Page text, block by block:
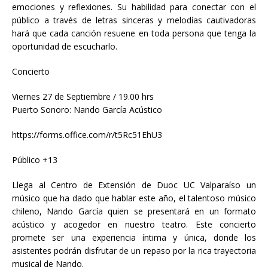
emociones y reflexiones. Su habilidad para conectar con el
público a través de letras sinceras y melodías cautivadoras
hará que cada canción resuene en toda persona que tenga la
oportunidad de escucharlo.
Concierto
Viernes 27 de Septiembre / 19.00 hrs
Puerto Sonoro: Nando García Acústico
https://forms.office.com/r/t5Rc51EhU3
Público +13
Llega al Centro de Extensión de Duoc UC Valparaíso un
músico que ha dado que hablar este año, el talentoso músico
chileno, Nando García quien se presentará en un formato
acústico y acogedor en nuestro teatro. Este concierto
promete ser una experiencia íntima y única, donde los
asistentes podrán disfrutar de un repaso por la rica trayectoria
musical de Nando.